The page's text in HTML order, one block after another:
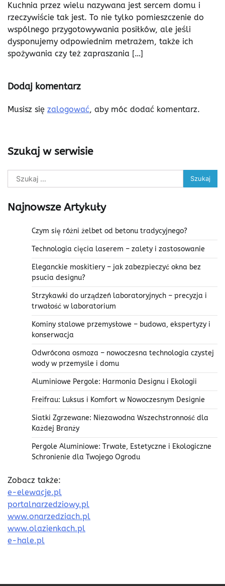
Kuchnia przez wielu nazywana jest sercem domu i
rzeczywiście tak jest. To nie tylko pomieszczenie do
wspólnego przygotowywania posiłków, ale jeśli
dysponujemy odpowiednim metrażem, także ich
spożywania czy też zapraszania […]
Dodaj komentarz
Musisz się zalogować, aby móc dodać komentarz.
Szukaj w serwisie
Szukaj:
Najnowsze Artykuły
Czym się różni żelbet od betonu tradycyjnego?
Technologia cięcia laserem – zalety i zastosowanie
Eleganckie moskitiery – jak zabezpieczyć okna bez
psucia designu?
Strzykawki do urządzeń laboratoryjnych – precyzja i
trwałość w laboratorium
Kominy stalowe przemysłowe – budowa, ekspertyzy i
konserwacja
Odwrócona osmoza – nowoczesna technologia czystej
wody w przemyśle i domu
Aluminiowe Pergole: Harmonia Designu i Ekologii
Freifrau: Luksus i Komfort w Nowoczesnym Designie
Siatki Zgrzewane: Niezawodna Wszechstronność dla
Każdej Branży
Pergole Aluminiowe: Trwałe, Estetyczne i Ekologiczne
Schronienie dla Twojego Ogrodu
Zobacz także:
e-elewacje.pl
portalnarzedziowy.pl
www.onarzedziach.pl
www.olazienkach.pl
e-hale.pl